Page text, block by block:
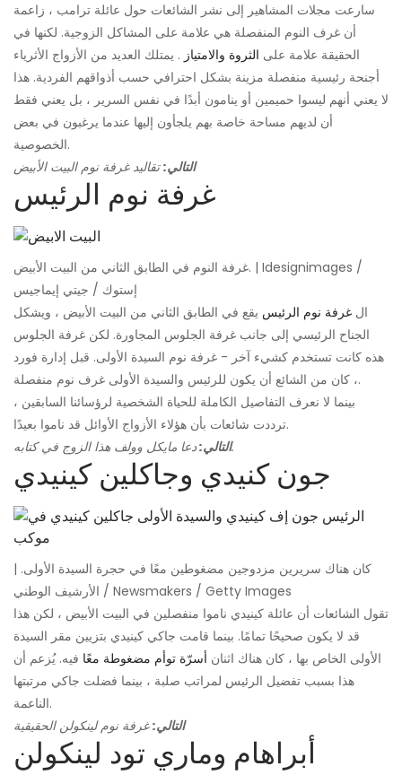
سارعت مجلات المشاهير إلى نشر الشائعات حول عائلة ترامب ، زاعمة
أن غرف النوم المنفصلة هي علامة على المشاكل الزوجية. لكنها في
الحقيقة علامة على الثروة والامتياز . يمتلك العديد من الأزواج الأثرياء
أجنحة رئيسية منفصلة مزينة بشكل احترافي حسب أذواقهم الفردية. هذا
لا يعني أنهم ليسوا حميمين أو ينامون أبدًا في نفس السرير ، بل يعني فقط
أن لديهم مساحة خاصة بهم يلجأون إليها عندما يرغبون في بعض
الخصوصية.
التالي: تقاليد غرفة نوم البيت الأبيض
غرفة نوم الرئيس
غرفة النوم في الطابق الثاني من البيت الأبيض. | Idesignimages /
إستوك / جيتي إيماجيس
ال غرفة نوم الرئيس يقع في الطابق الثاني من البيت الأبيض ، ويشكل
الجناح الرئيسي إلى جانب غرفة الجلوس المجاورة. لكن غرفة الجلوس
هذه كانت تستخدم كشيء آخر - غرفة نوم السيدة الأولى. قبل إدارة فورد
، كان من الشائع أن يكون للرئيس والسيدة الأولى غرف نوم منفصلة.
بينما لا نعرف التفاصيل الكاملة للحياة الشخصية لرؤسائنا السابقين ،
ترددت شائعات بأن هؤلاء الأزواج الأوائل قد ناموا بعيدًا.
التالي:دعا مايكل وولف هذا الزوج في كتابه.
جون كنيدي وجاكلين كينيدي
كان هناك سريرين مزدوجين مضغوطين معًا في حجرة السيدة الأولى. |
الأرشيف الوطني / Newsmakers / Getty Images
تقول الشائعات أن عائلة كينيدي ناموا منفصلين في البيت الأبيض ، لكن هذا
قد لا يكون صحيحًا تمامًا. بينما قامت جاكي كينيدي بتزيين مقر السيدة
الأولى الخاص بها ، كان هناك اثنان أسرّة توأم مضغوطة معًا فيه. يُزعم أن
هذا بسبب تفضيل الرئيس لمراتب صلبة ، بينما فضلت جاكي مرتبتها
الناعمة.
التالي:غرفة نوم لينكولن الحقيقية
أبراهام وماري تود لينكولن